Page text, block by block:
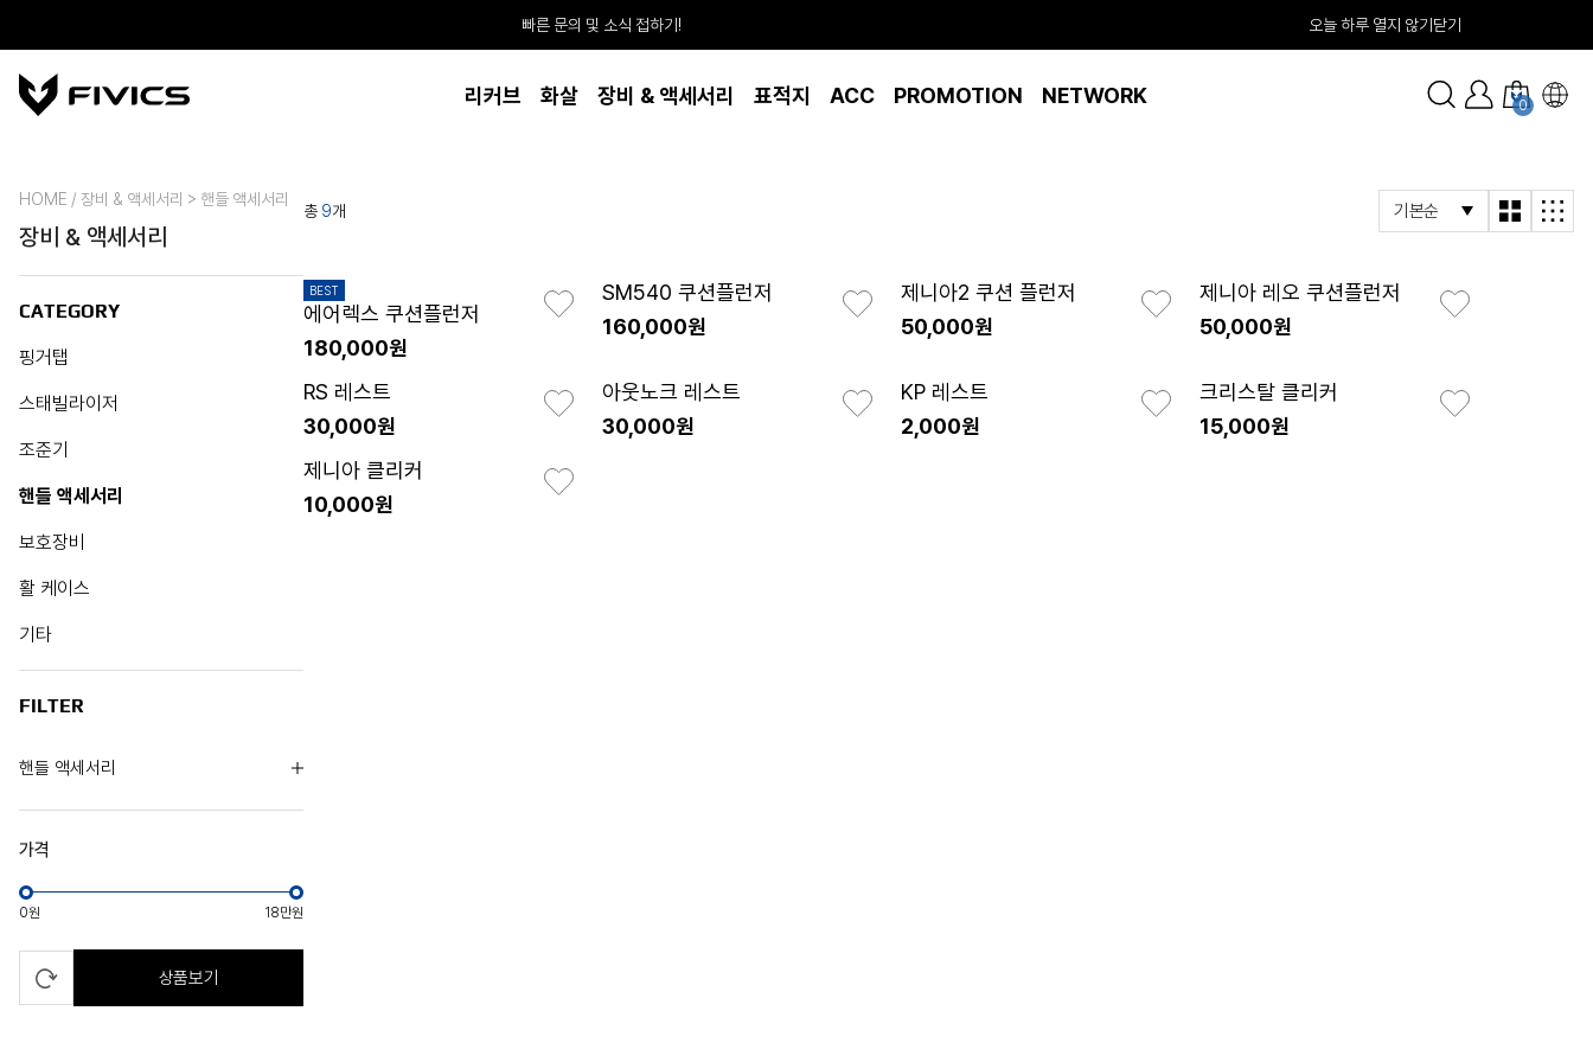
빠른 문의 및 소식 접하기! 오늘 하루 열지 않기 닫기
리커브 화살 장비 & 액세서리 표적지 ACC PROMOTION NETWORK 0
HOME / 장비 & 액세서리 > 핸들 액세서리
장비 & 액세서리
CATEGORY
핑거탭
스태빌라이저
조준기
핸들 액세서리
보호장비
활 케이스
기타
FILTER
핸들 액세서리
가격
0원 18만원
상품보기
총 9개
BEST
에어렉스 쿠션플런저
180,000원
SM540 쿠션플런저
160,000원
제니아2 쿠션 플런저
50,000원
제니아 레오 쿠션플런저
50,000원
RS 레스트
30,000원
아웃노크 레스트
30,000원
KP 레스트
2,000원
크리스탈 클리커
15,000원
제니아 클리커
10,000원